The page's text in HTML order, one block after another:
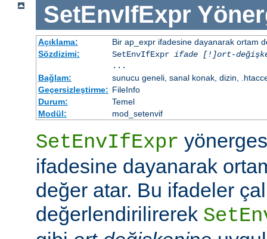
SetEnvIfExpr
Açıklama:
Bir ap_expr ifadesine dayanarak ortam
Sözdizimi:
SetEnvIfExpr ifade [!]ort-
...
Bağlam:
sunucu geneli, sanal konak, dizin,
Geçersizleştirme: FileInfo
Durum:
Temel
Modül:
mod_setenvif
SetEnvIfExpr
ifadesine dayanarak
değer atar. Bu ifadeler
değerlendirilirerek